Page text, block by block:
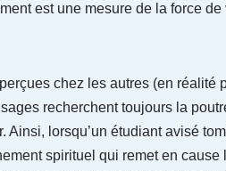
est une mesure de la force
chez les autres (en réalité
recherchent toujours la
lorsqu’un étudiant avisé
spirituel qui remet en cause